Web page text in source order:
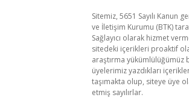
Sitemiz, 5651 Sayılı Kanun
ve İletişim Kurumu (BTK)
Sağlayıcı olarak hizmet
sitedeki içerikleri proaktif
araştırma yükümlülüğümüz
üyelerimiz yazdıkları
taşımakta olup, siteye üye
etmiş sayılırlar.